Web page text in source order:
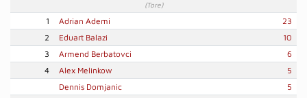
(Tore)
1 Adrian Ademi
23
2
Eduart Balazi
10
3
Armend Berbatovci
6
4
Alex Melinkow
5
Dennis Domjanic
5